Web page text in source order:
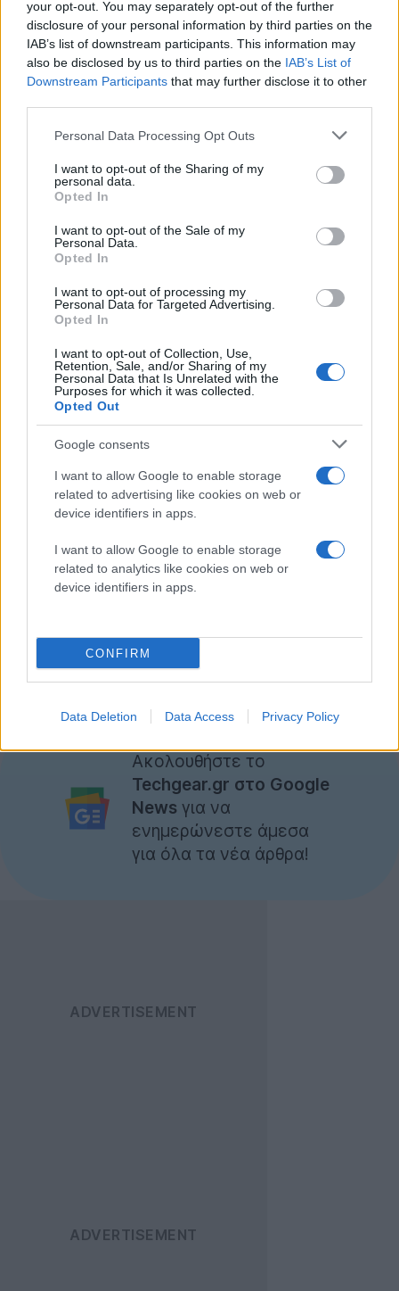
your opt-out. You may separately opt-out of the further
disclosure of your personal information by third parties on the
IAB’s list of downstream participants. This information may
also be disclosed by us to third parties on the IAB’s List of
Downstream Participants that may further disclose it to other
Please note that this website/app uses one or more Google
not limited to your visit or usage behaviour. You may click to
grant or deny consent to Google and its third-party tags to
use your data for below specified purposes in below Google
consent section.
Personal Data Processing Opt Outs
I want to opt-out of the Sharing of my
personal data.
Opted In
I want to opt-out of the Sale of my
Personal Data.
Opted In
I want to opt-out of processing my
Personal Data for Targeted Advertising.
Opted In
I want to opt-out of Collection, Use,
Retention, Sale, and/or Sharing of my
Personal Data that Is Unrelated with the
Purposes for which it was collected.
Opted Out
Google consents
I want to allow Google to enable storage
related to advertising like cookies on web or
device identifiers in apps.
I want to allow Google to enable storage
related to analytics like cookies on web or
device identifiers in apps.
CONFIRM
Data Deletion Data Access Privacy Policy
Στις δημοπρασίες που θα
πάροχος μηχανής αναζήτησης θα δηλώσει
εξαρχής το ποσό που προτίθεται να
πληρώνει στη Google για κάθε φορά που
κάποιος χρήστης της συγκεκριμένης
αναζήτησης. Για κάθε χώρα θα οριστεί ένα
κατώφλι τιμής και οι τρεις κορυφαίοι
πλειοδότες θα τοποθετούνται στη λίστα
των μηχανών αναζήτησης για τη
συγκεκριμένη χώρα.
Δεν έχει γίνει γνωστό ποια θα είναι αυτή η κατώτατη
τιμή και πρόθεση της Google είναι να παραμείνει
Google θα εμφανίζει τις τέσσερις επιλογές για μηχανή
αναζήτησης στο search box με τυχαία σειρά κάθε
Η τελική ημερομηνία για την υποβολή των
προσφορών από τις εναλλακτικές μηχανές
ανάδειξη των πλειοδοτών θα πραγματοποιηθεί στις 31
Οκτωβρίου 2019.
Ακολουθήστε το
Techgear.gr στο Google
News για να
ενημερώνεστε άμεσα
για όλα τα νέα άρθρα!